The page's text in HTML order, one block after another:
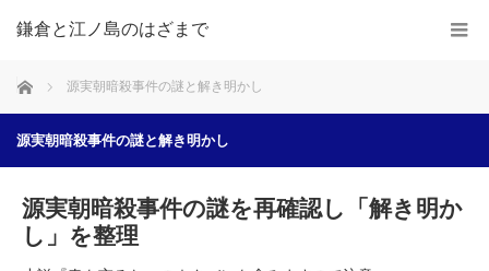
鎌倉と江ノ島のはざまで
ホーム 源実朝暗殺事件の謎と解き明かし
源実朝暗殺事件の謎と解き明かし
源実朝暗殺事件の謎を再確認し「解き明か
し」を整理